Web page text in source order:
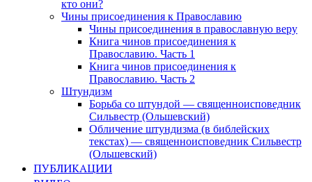
кто они?
Чины присоединения к Православию
Чины присоединения в православную веру
Книга чинов присоединения к
Православию. Часть 1
Книга чинов присоединения к
Православию. Часть 2
Штундизм
Борьба со штундой — священноисповедник
Сильвестр (Ольшевский)
Обличение штундизма (в библейских
текстах) — священноисповедник Сильвестр
(Ольшевский)
ПУБЛИКАЦИИ